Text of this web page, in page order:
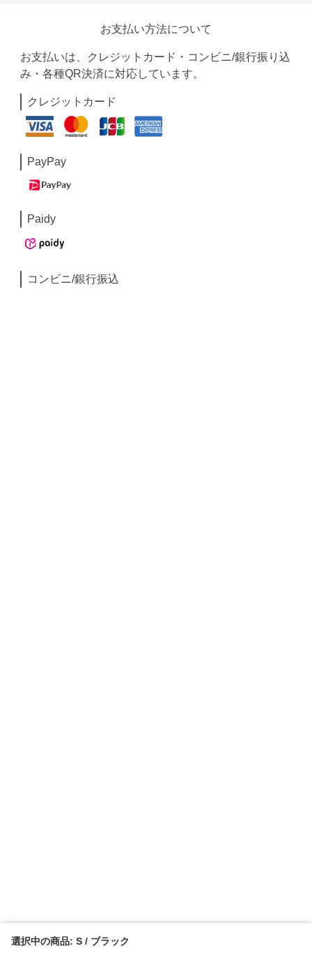
選択中の商品: S / ブラック
お支払い方法について
お支払いは、クレジットカード・コンビニ/銀行振り込
み・各種QR決済に対応しています。
クレジットカード
PayPay
Paidy
コンビニ/銀行振込